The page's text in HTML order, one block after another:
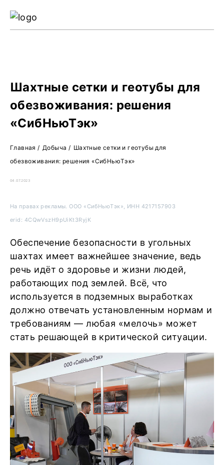
Шахтные сетки и геотубы для
обезвоживания: решения
«СибНьюТэк»
Главная / Добыча / Шахтные сетки и геотубы для
обезвоживания: решения «СибНьюТэк»
04.07.2023
На правах рекламы. ООО «СибНьюТэк», ИНН 4217157903
erid: 4CQwVszH9pUiKt3RyjK
Обеспечение безопасности в угольных
шахтах имеет важнейшее значение, ведь
речь идёт о здоровье и жизни людей,
работающих под землей. Всё, что
используется в подземных выработках
должно отвечать установленным нормам и
требованиям — любая «мелочь» может
стать решающей в критической ситуации.